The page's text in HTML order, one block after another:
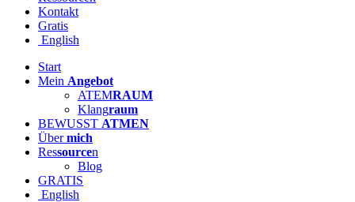
Kontakt
Gratis
English
Start
Mein Angebot
ATEMRAUM
Klangraum
BEWUSST ATMEN
Übermich
Ressourcen
Blog
GRATIS
English